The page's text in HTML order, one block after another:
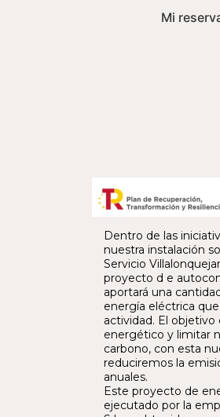
Mi
Dentro de las
nuestra instalación
Servicio
proyecto d e
aportará una
energía eléctrica
actividad. El
energético y limitar
carbono, con esta
reduciremos la
anuales.
Este proyecto de
ejecutado por la